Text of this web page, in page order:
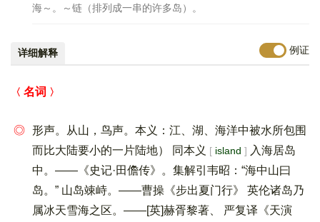
海～。～链（排列成一串的许多岛）。
详细解释 例证
名词
◎ 形声。从山，鸟声。本义：江、湖、海洋中被水所包围
而比大陆要小的一片陆地） 同本义
island
入海居岛
中。——《史记·田儋传》。集解引韦昭：“海中山曰
岛。” 山岛竦峙。——曹操《步出夏门行》 英伦诸岛乃
属冰天雪海之区。——[英]赫胥黎著、 严复译《天演